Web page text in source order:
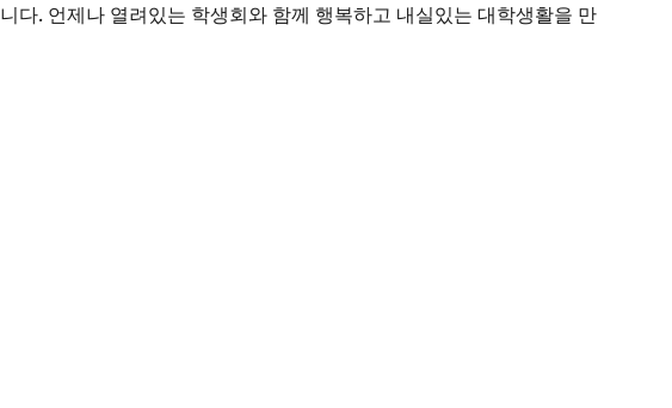
다. 언제나 열려있는 학생회와 함께 행복하고 내실있는 대학생활을 만